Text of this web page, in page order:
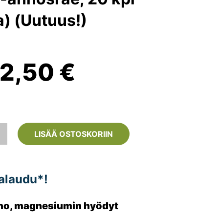
(Uutuus!)
€.
€
on:
LISÄÄ OSTOSKORIIN
magnesiumin hyödyt